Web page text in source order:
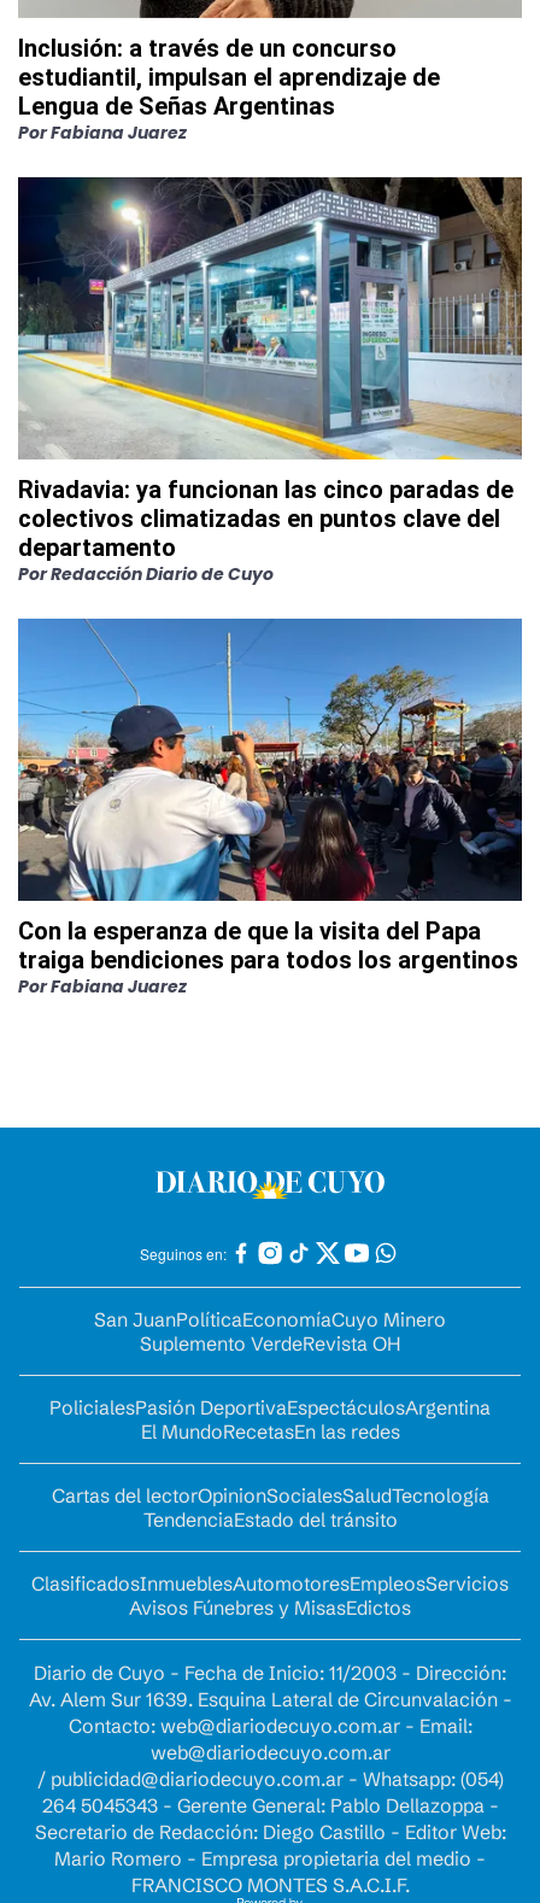
Inclusión: a través de un concurso
estudiantil, impulsan el aprendizaje de
Lengua de Señas Argentinas
PorFabiana Juarez
Rivadavia: ya funcionan las cinco paradas de
colectivos climatizadas en puntos clave del
departamento
PorRedacción Diario de Cuyo
Con la esperanza de que la visita del Papa
traiga bendiciones para todos los argentinos
PorFabiana Juarez
Seguinos en:
San JuanPolíticaEconomíaCuyo Minero
Suplemento VerdeRevista OH
PolicialesPasión DeportivaEspectáculosArgentina
El MundoRecetasEn las redes
Cartas del lectorOpinionSocialesSaludTecnología
TendenciaEstado del tránsito
ClasificadosInmueblesAutomotoresEmpleosServicios
Avisos Fúnebres y MisasEdictos
Diario de Cuyo - Fecha de Inicio: 11/2003 - Dirección:
Av. Alem Sur 1639. Esquina Lateral de Circunvalación -
Contacto: web@diariodecuyo.com.ar- Email:
web@diariodecuyo.com.ar
/ publicidad@diariodecuyo.com.ar- Whatsapp: (054)
264 5045343 - Gerente General: Pablo Dellazoppa -
Secretario de Redacción: Diego Castillo - Editor Web:
Mario Romero - Empresa propietaria del medio -
FRANCISCO MONTES S.A.C.I.F.